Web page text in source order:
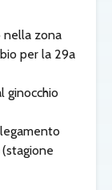
nella zona
per la 29a
ginocchio